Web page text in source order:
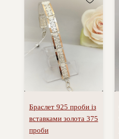
Браслет 925 проби із
вставками золота 375
проби